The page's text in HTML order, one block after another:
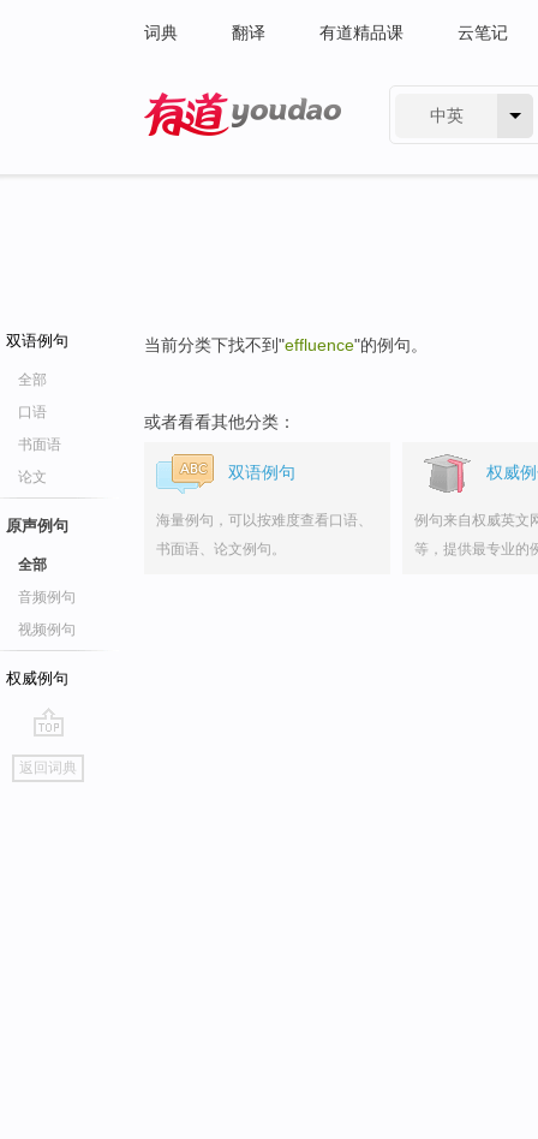
词典 翻译 有道精品课 云笔记
中英
双语例句
全部
口语
书面语
论文
原声例句
全部
音频例句
视频例句
权威例句
go
top
返回词典
当前分类下找不到"effluence"的例句。
或者看看其他分类：
双语例句
海量例句，可以按难度查看口语、
书面语、论文例句。
权威
例句来自权威英文
等，提供最专业的